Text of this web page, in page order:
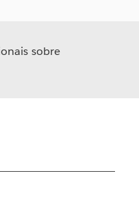
sobre